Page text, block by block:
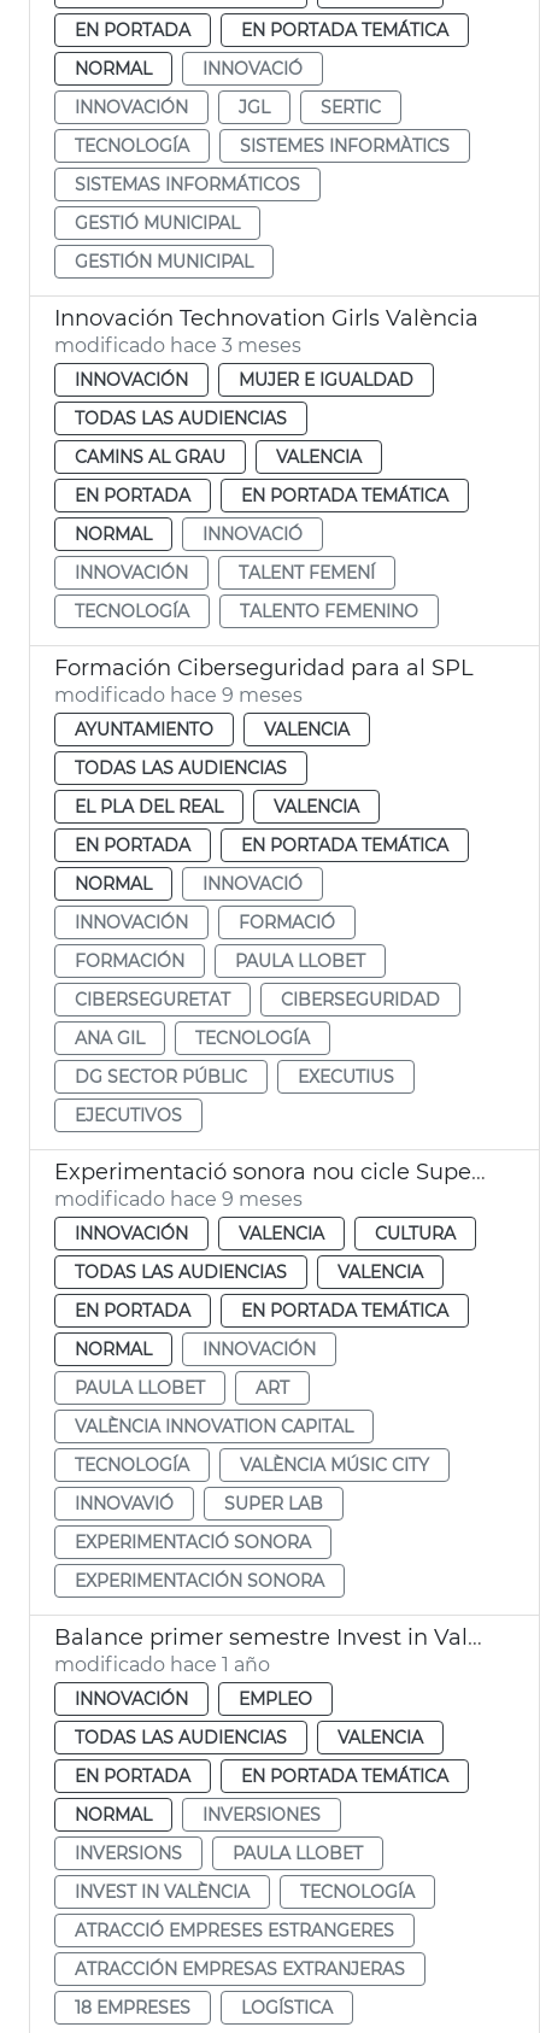
EN PORTADA
EN PORTADA TEMÁTICA
NORMAL
INNOVACIÓ
INNOVACIÓN
JGL
SERTIC
TECNOLOGÍA
SISTEMES INFORMÀTICS
SISTEMAS INFORMÁTICOS
GESTIÓ MUNICIPAL
GESTIÓN MUNICIPAL
Innovación Technovation Girls València
modificado hace 3 meses
INNOVACIÓN
MUJER E IGUALDAD
TODAS LAS AUDIENCIAS
CAMINS AL GRAU
VALENCIA
EN PORTADA
EN PORTADA TEMÁTICA
NORMAL
INNOVACIÓ
INNOVACIÓN
TALENT FEMENÍ
TECNOLOGÍA
TALENTO FEMENINO
Formación Ciberseguridad para al SPL
modificado hace 9 meses
AYUNTAMIENTO
VALENCIA
TODAS LAS AUDIENCIAS
EL PLA DEL REAL
VALENCIA
EN PORTADA
EN PORTADA TEMÁTICA
NORMAL
INNOVACIÓ
INNOVACIÓN
FORMACIÓ
FORMACIÓN
PAULA LLOBET
CIBERSEGURETAT
CIBERSEGURIDAD
ANA GIL
TECNOLOGÍA
DG SECTOR PÚBLIC
EXECUTIUS
EJECUTIVOS
Experimentació sonora nou cicle Super·Lab
modificado hace 9 meses
INNOVACIÓN VALENCIA
CULTURA
TODAS LAS AUDIENCIAS
VALENCIA
EN PORTADA
EN PORTADA TEMÁTICA
NORMAL
INNOVACIÓN
PAULA LLOBET
ART
VALÈNCIA INNOVATION CAPITAL
TECNOLOGÍA
VALÈNCIA MÚSIC CITY
INNOVAVIÓ
SUPER LAB
EXPERIMENTACIÓ SONORA
EXPERIMENTACIÓN SONORA
Balance primer semestre Invest in Valencia
modificado hace 1 año
INNOVACIÓN
EMPLEO
TODAS LAS AUDIENCIAS
VALENCIA
EN PORTADA
EN PORTADA TEMÁTICA
NORMAL
INVERSIONES
INVERSIONS
PAULA LLOBET
INVEST IN VALÈNCIA
TECNOLOGÍA
ATRACCIÓ EMPRESES ESTRANGERES
ATRACCIÓN EMPRESAS EXTRANJERAS
18 EMPRESES
LOGÍSTICA